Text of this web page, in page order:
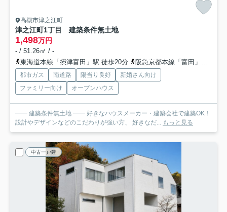
高槻市津之江町
津之江町1丁目 建築条件無土地
1,498万円
- / 51.26㎡ / -
東海道本線「摂津富田」駅 徒歩20分
阪急京都本線「富田」駅 徒歩21分
都市ガス 南道路 陽当り良好
新婚さん向け
ファミリー向け
オープンハウス
━━ 建築条件無土地 ━━ 好きなハウスメーカー・建築会社で建築OK！
設計やデザインなどのこだわりが強い方、 好きなだ... もっと見る
中古一戸建